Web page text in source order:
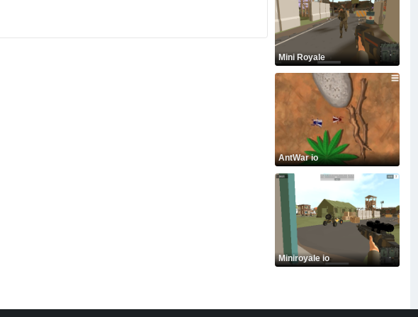
Mini Royale
AntWar io
Miniroyale io